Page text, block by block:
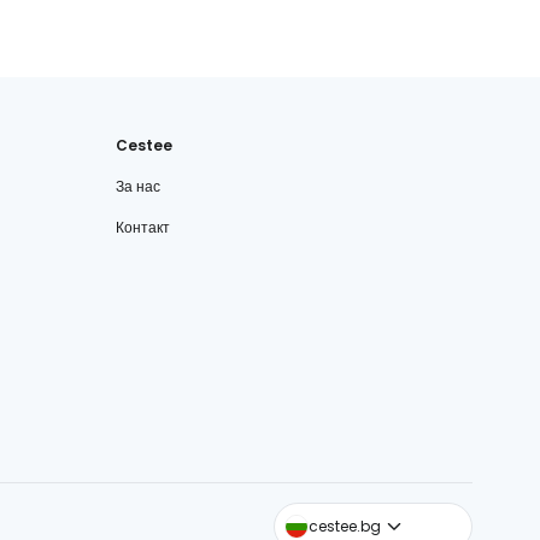
Cestee
За нас
Контакт
cestee.bg
cestee.com